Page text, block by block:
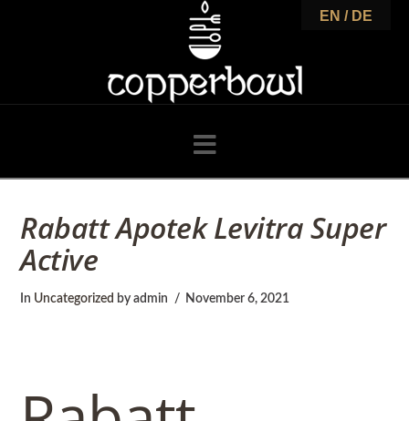
o
p
p
e
Navigation
Rabatt Apotek Levitra Super
Active
In Uncategorized by admin November 6, 2021
EN / DE